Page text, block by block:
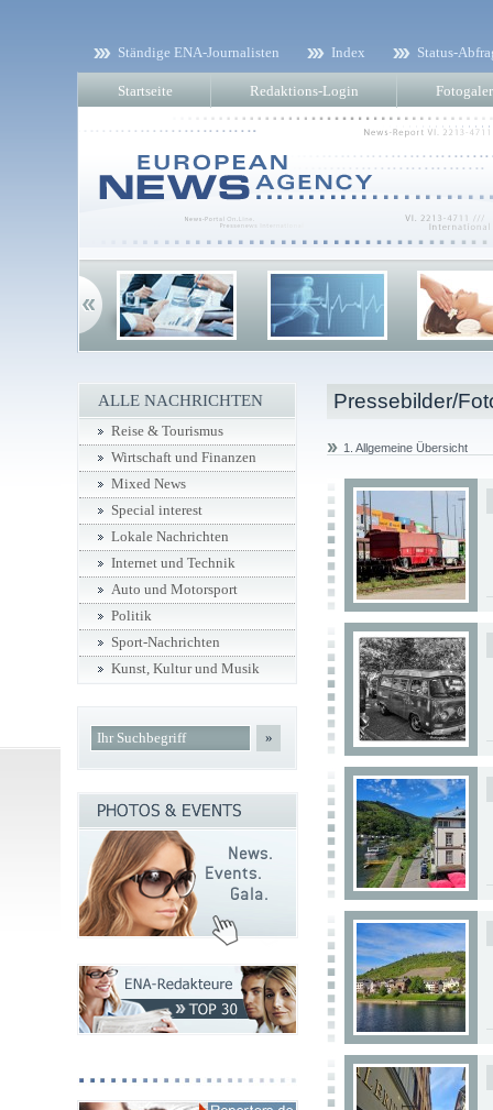
Ständige ENA-Journalisten Index Status-
Startseite Redaktions-Login
Pressebilder/
1. Allgemeine Übersicht
ALLE NACHRICHTEN
Reise & Tourismus
Wirtschaft und Finanzen
Mixed News
Special interest
Lokale Nachrichten
Internet und Technik
Auto und Motorsport
Politik
Sport-Nachrichten
Kunst, Kultur und Musik
»